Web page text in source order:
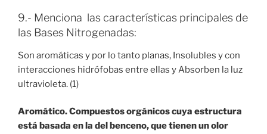
9.- Menciona las características principales de
las Bases Nitrogenadas:
Son aromáticas y por lo tanto planas, Insolubles y con
interacciones hidrófobas entre ellas y Absorben la luz
ultravioleta. (1)
Aromático. Compuestos orgánicos cuya estructura
está basada en la del benceno, que tienen un olor